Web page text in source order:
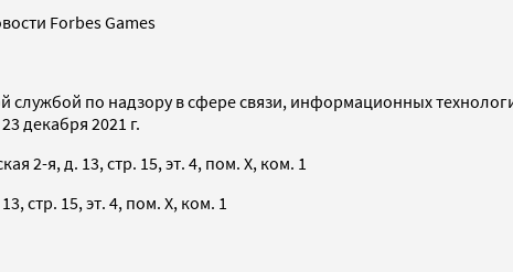
Forbes Games
службой по надзору в сфере связи, информационных
декабря 2021 г.
2-я, д. 13, стр. 15, эт. 4, пом. X, ком. 1
стр. 15, эт. 4, пом. X, ком. 1